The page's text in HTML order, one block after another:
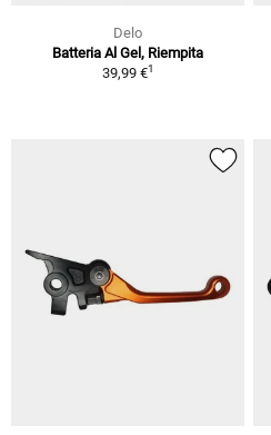
Delo
Batteria Al Gel, Riempita
39,99 €1